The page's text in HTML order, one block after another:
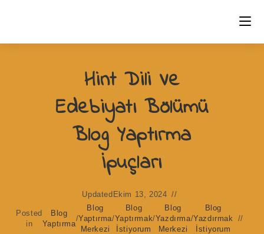
Hint Dili Ve
Edebiyatı Bölümü
Blog Yaptırma
İpuçları
Updated Ekim 13, 2024
Posted
in
Blog
Yaptırma
/
Blog
Yaptırma
Merkezi
/
Blog
Yaptırmak
İstiyorum
/
Blog
Yazdırma
Merkezi
/
Blog
Yazdırmak
İstiyorum